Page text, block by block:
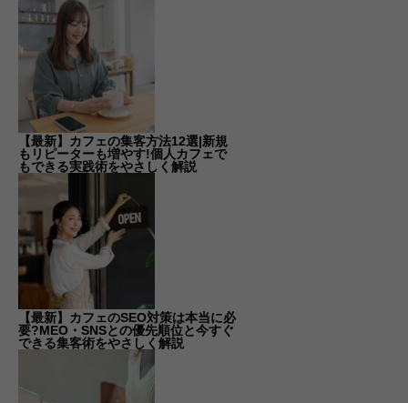
【最新】カフェの集客方法12選|新規
もリピーターも増やす!個人カフェで
もできる実践術をやさしく解説
【最新】カフェのSEO対策は本当に必
要?MEO・SNSとの優先順位と今すぐ
できる集客術をやさしく解説